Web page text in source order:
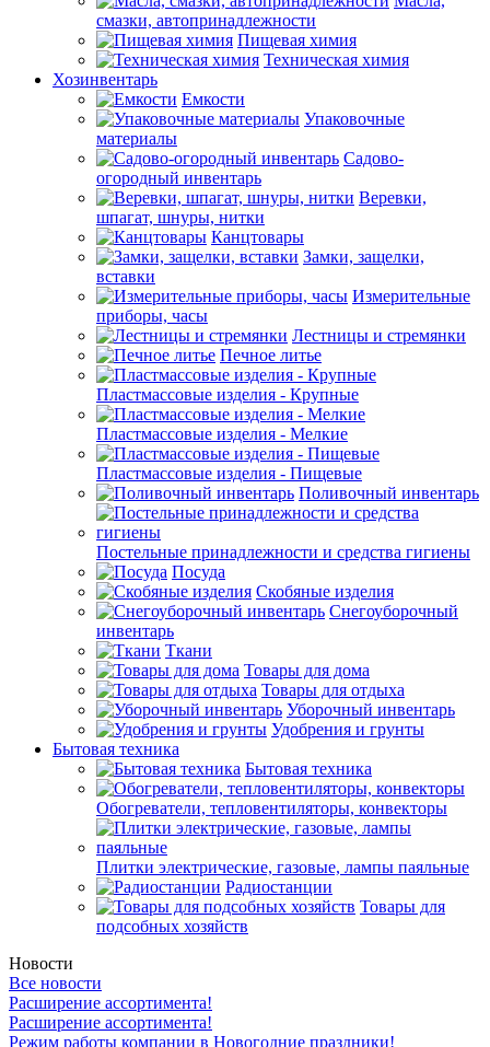
смазки, автопринадлежности
Пищевая химия
Техническая химия
Хозинвентарь
Емкости
Упаковочные
материалы
Садово-
огородный инвентарь
Веревки,
шпагат, шнуры, нитки
Канцтовары
Замки, защелки,
вставки
Измерительные
приборы, часы
Лестницы и стремянки
Печное литье
Пластмассовые изделия - Крупные
Пластмассовые изделия - Мелкие
Пластмассовые изделия - Пищевые
Поливочный инвентарь
Постельные принадлежности и средства гигиены
Посуда
Скобяные изделия
Снегоуборочный
инвентарь
Ткани
Товары для дома
Товары для отдыха
Уборочный инвентарь
Удобрения и грунты
Бытовая техника
Бытовая техника
Обогреватели, тепловентиляторы, конвекторы
Плитки электрические, газовые, лампы паяльные
Радиостанции
Товары для
подсобных хозяйств
Новости
Все новости
Расширение ассортимента!
Расширение ассортимента!
Режим работы компании в Новогодние праздники!